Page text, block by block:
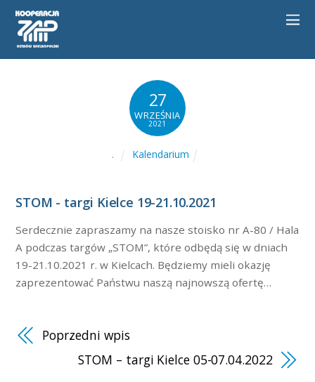
27
WRZEŚNIA
2021
. Kalendarium
STOM - targi Kielce 19-21.10.2021
Serdecznie zapraszamy na nasze stoisko nr A-80 / Hala
A podczas targów „STOM”, które odbędą się w dniach
19-21.10.2021 r. w Kielcach. Będziemy mieli okazję
zaprezentować Państwu naszą najnowszą ofertę…
Poprzedni wpis
STOM – targi Kielce 05-07.04.2022